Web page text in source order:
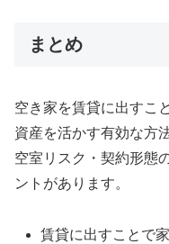
まとめ
空き家を賃貸に出すこ
資産を活かす有効な方
空室リスク・契約形態
ントがあります。
賃貸に出すことで